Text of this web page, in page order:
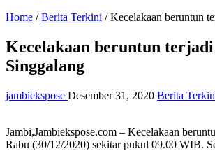
Home / Berita Terkini / Kecelakaan beruntun
Kecelakaan beruntun
Singgalang
jambiekspose Desember 31, 2020 Berita
Jambi,Jambiekspose.com – Kecelakaan
Rabu (30/12/2020) sekitar pukul 09.00 WIB.